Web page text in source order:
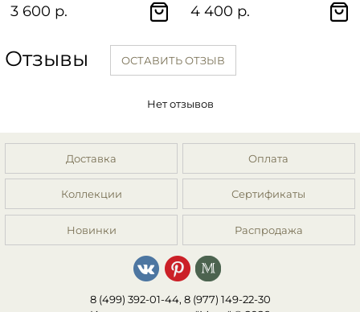
3 600 р. 4 400 р.
Отзывы ОСТАВИТЬ ОТЗЫВ
Нет отзывов
Доставка Оплата
Коллекции Сертификаты
Новинки Распродажа
8 (499) 392-01-44, 8 (977) 149-22-30